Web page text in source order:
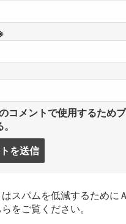
コメントで使用するため
す
る
スパムを低減するために
をご覧ください。